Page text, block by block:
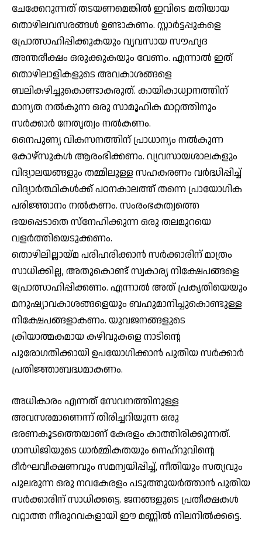
ചേക്കേറുന്നത് തടയണമെങ്കിൽ ഇവിടെ മതിയായ
തൊഴിലവസരങ്ങൾ ഉണ്ടാകണം. സ്റ്റാർട്ടപ്പുകളെ
പ്രോത്സാഹിപ്പിക്കുകയും വ്യവസായ സൗഹൃദ
അന്തരീക്ഷം ഒരുക്കുകയും വേണം. എന്നാൽ ഇത്
തൊഴിലാളികളുടെ അവകാശങ്ങളെ
ബലികഴിച്ചുകൊണ്ടാകരുത്. കായികാധ്വാനത്തിന്
മാന്യത നൽകുന്ന ഒരു സാമൂഹിക മാറ്റത്തിനും
സർക്കാർ നേതൃത്വം നൽകണം.
നൈപുണ്യ വികസനത്തിന് പ്രാധാന്യം നൽകുന്ന
കോഴ്സുകൾ ആരംഭിക്കണം. വ്യവസായശാലകളും
വിദ്യാലയങ്ങളും തമ്മിലുള്ള സഹകരണം വർദ്ധിപ്പിച്ച്
വിദ്യാർത്ഥികൾക്ക് പഠനകാലത്ത് തന്നെ പ്രായോഗിക
പരിജ്ഞാനം നൽകണം. സംരംഭകത്വത്തെ
ഭയപ്പെടാതെ സ്നേഹിക്കുന്ന ഒരു തലമുറയെ
വളർത്തിയെടുക്കണം.
തൊഴിലില്ലായ്മ പരിഹരിക്കാൻ സർക്കാരിന് മാത്രം
സാധിക്കില്ല, അതുകൊണ്ട് സ്വകാര്യ നിക്ഷേപങ്ങളെ
പ്രോത്സാഹിപ്പിക്കണം. എന്നാൽ അത് പ്രകൃതിയെയും
മനുഷ്യാവകാശങ്ങളെയും ബഹുമാനിച്ചുകൊണ്ടുള്ള
നിക്ഷേപങ്ങളാകണം. യുവജനങ്ങളുടെ
ക്രിയാത്മകമായ കഴിവുകളെ നാടിന്റെ
പുരോഗതിക്കായി ഉപയോഗിക്കാൻ പുതിയ സർക്കാർ
പ്രതിജ്ഞാബദ്ധമാകണം.
അധികാരം എന്നത് സേവനത്തിനുള്ള
അവസരമാണെന്ന് തിരിച്ചറിയുന്ന ഒരു
ഭരണകൂടത്തെയാണ് കേരളം കാത്തിരിക്കുന്നത്.
ഗാന്ധിജിയുടെ ധാർമ്മികതയും നെഹ്‌റുവിന്റെ
ദീർഘവീക്ഷണവും സമന്വയിപ്പിച്ച്, നീതിയും സത്യവും
പുലരുന്ന ഒരു നവകേരളം പടുത്തുയർത്താൻ പുതിയ
സർക്കാരിന് സാധിക്കട്ടെ. ജനങ്ങളുടെ പ്രതീക്ഷകൾ
വറ്റാത്ത നീരുറവകളായി ഈ മണ്ണിൽ നിലനിൽക്കട്ടെ.